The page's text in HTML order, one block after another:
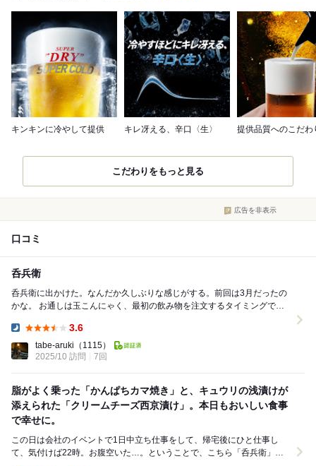
キンキンに冷やして提供 キレ冴える、辛口〈生〉 提供品質へのこだわ
こだわりをもっと見る
広告を非表示
口コミ
呑兵衛
呑兵衛に出かけた。なんだか久しぶりな感じがする。前回は3月だったの
かな。 お通しは玉こんにゃく、最初の飲み物を注文するタイミングでお
3.6
tabe-aruki （1115）
2025/10 訪問
7回
脂がよく乗った「かんぱちカマ焼き」と、キュウリの浅漬けが
添えられた「クリームチーズ西京漬け」。本日もおいしい食事
で幸せに。
この日は会社のイベントで1日中立ち仕事をして、帰宅後にひと仕事し
て、気付けば22時。お腹空いた…。ということで、こちら「呑兵衛」に